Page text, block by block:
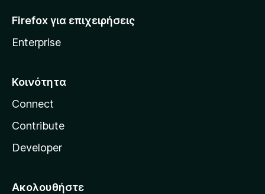
Firefox για επιχειρήσεις
Enterprise
Κοινότητα
Connect
Contribute
Developer
Ακολουθήστε